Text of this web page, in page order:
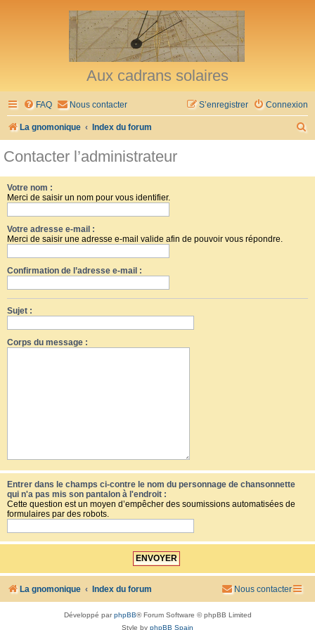
Aux cadrans solaires
FAQ Nous contacter Connexion
S’enregistrer
La gnomonique Index du forum
Contacter l’administrateur
Votre nom :
Merci de saisir un nom pour vous identifier.
Votre adresse e-mail :
Merci de saisir une adresse e-mail valide afin de pouvoir vous répondre.
Confirmation de l’adresse e-mail :
Sujet :
Corps du message :
Entrer dans le champs ci-contre le nom du personnage de chansonnette
qui n'a pas mis son pantalon à l'endroit :
Cette question est un moyen d’empêcher des soumissions automatisées de
formulaires par des robots.
La gnomonique Index du forum Nous contacter
Développé parphpBB® Forum Software © phpBB Limited
Style by phpBB Spain